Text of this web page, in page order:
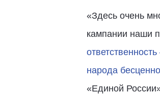
«Здесь очень
кампании наши
народа
«Единой